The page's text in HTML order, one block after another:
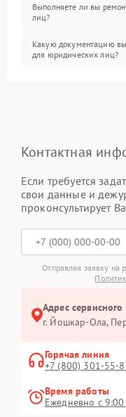
Выполняете ли вы
лиц?
Какую документацию вы
для юридических лиц?
Контактная
Если требуется
свои данные и
проконсультирует
Отправляя заявку на
Адрес
г. Йошкар-Ола,
Горячая линия
+7 (800) 301-55-
Время работы
Ежедневно с